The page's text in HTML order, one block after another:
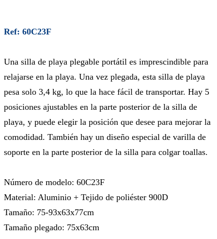
Ref: 60C23F
Una silla de playa plegable portátil es imprescindible para
relajarse en la playa. Una vez plegada, esta silla de playa
pesa solo 3,4 kg, lo que la hace fácil de transportar. Hay 5
posiciones ajustables en la parte posterior de la silla de
playa, y puede elegir la posición que desee para mejorar la
comodidad. También hay un diseño especial de varilla de
soporte en la parte posterior de la silla para colgar toallas.
Número de modelo: 60C23F
Material: Aluminio + Tejido de poliéster 900D
Tamaño: 75-93x63x77cm
Tamaño plegado: 75x63cm